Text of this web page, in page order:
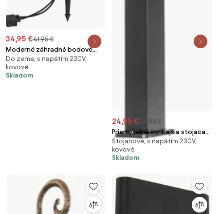
34,95 €41,95 €
Moderné záhradné bodové
svietidlo čierne vrátane kábla a
zástrčky 150 cm 2-svetlá IP65 -
Basic
Do zeme, s napätím 230V,
kovové
Skladom
24,95 € 33,95 €
Priemyselná vonkajšia stojaca
lampa čierna 35 cm IP44 -
Baleno
Stojanové, s napätím 230V,
kovové
Skladom